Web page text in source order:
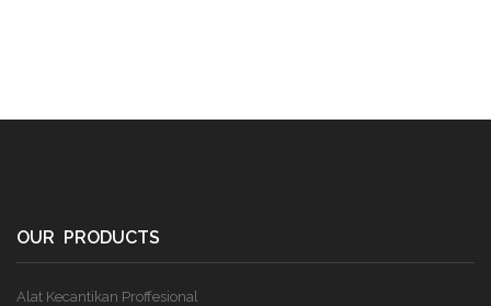
OUR PRODUCTS
Alat Kecantikan Proffesional